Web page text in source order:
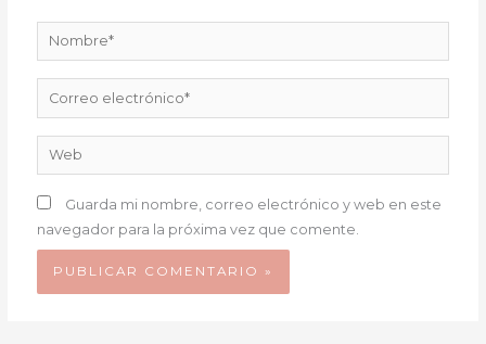
Nombre*
Correo
electrónico*
Web
Guarda mi nombre, correo electrónico y web en este
navegador para la próxima vez que comente.